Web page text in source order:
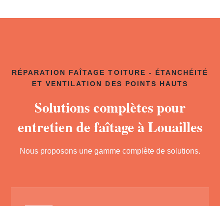
RÉPARATION FAÎTAGE TOITURE - ÉTANCHÉITÉ
ET VENTILATION DES POINTS HAUTS
Solutions complètes pour
entretien de faîtage à Louailles
Nous proposons une gamme complète de solutions.